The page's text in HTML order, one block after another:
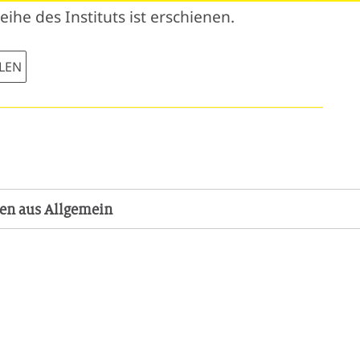
des Instituts ist erschienen.
aus Allgemein
Instituts ist erschienen.